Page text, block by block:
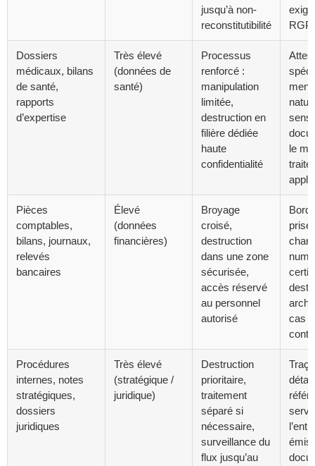
jusqu’à non-
reconstitutibilité
Dossiers
médicaux, bilans
de santé,
rapports
d’expertise
Très élevé
(données de
santé)
Processus
renforcé :
manipulation
limitée,
destruction en
filière dédiée
haute
confidentialité
le
Pièces
comptables,
bilans, journaux,
relevés
bancaires
Élevé
(données
financières)
Broyage
croisé,
destruction
dans une zone
sécurisée,
accès réservé
au personnel
autorisé
prise
cas
Procédures
internes, notes
stratégiques,
dossiers
juridiques
Très élevé
(stratégique /
juridique)
Destruction
prioritaire,
traitement
séparé si
nécessaire,
surveillance du
flux jusqu’au
émis